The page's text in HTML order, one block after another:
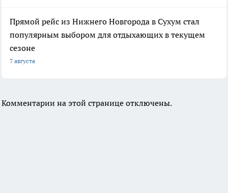
Прямой рейс из Нижнего Новгорода в Сухум стал
популярным выбором для отдыхающих в текущем
сезоне
7 августа
Комментарии на этой странице отключены.